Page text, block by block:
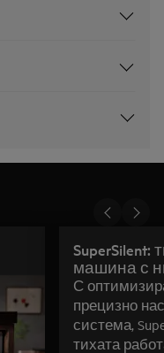
SuperSilent:
машина с
С
прецизно
система,
тихата